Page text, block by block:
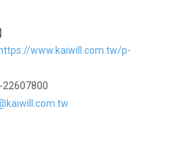
https://www.kaiwill.com.tw/p-
22607800